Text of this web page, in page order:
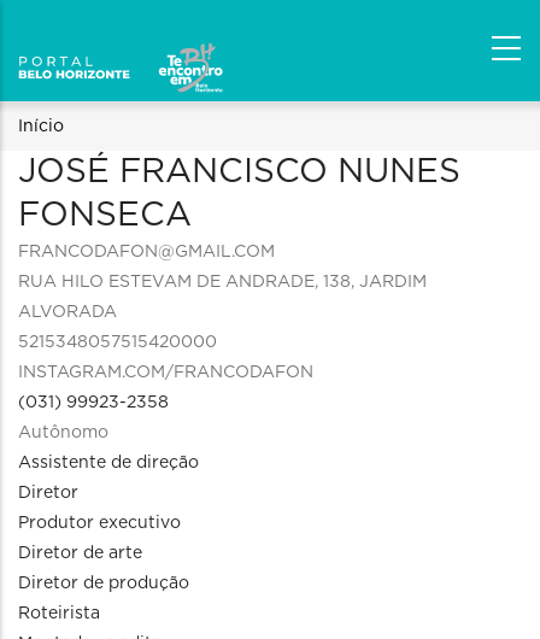
Trilha
de
navegação
Início
JOSÉ FRANCISCO NUNES
FONSECA
FRANCODAFON@GMAIL.COM
RUA HILO ESTEVAM DE ANDRADE, 138, JARDIM
ALVORADA
5215348057515420000
INSTAGRAM.COM/FRANCODAFON
(031) 99923-2358
Autônomo
Assistente de direção
Diretor
Produtor executivo
Diretor de arte
Diretor de produção
Roteirista